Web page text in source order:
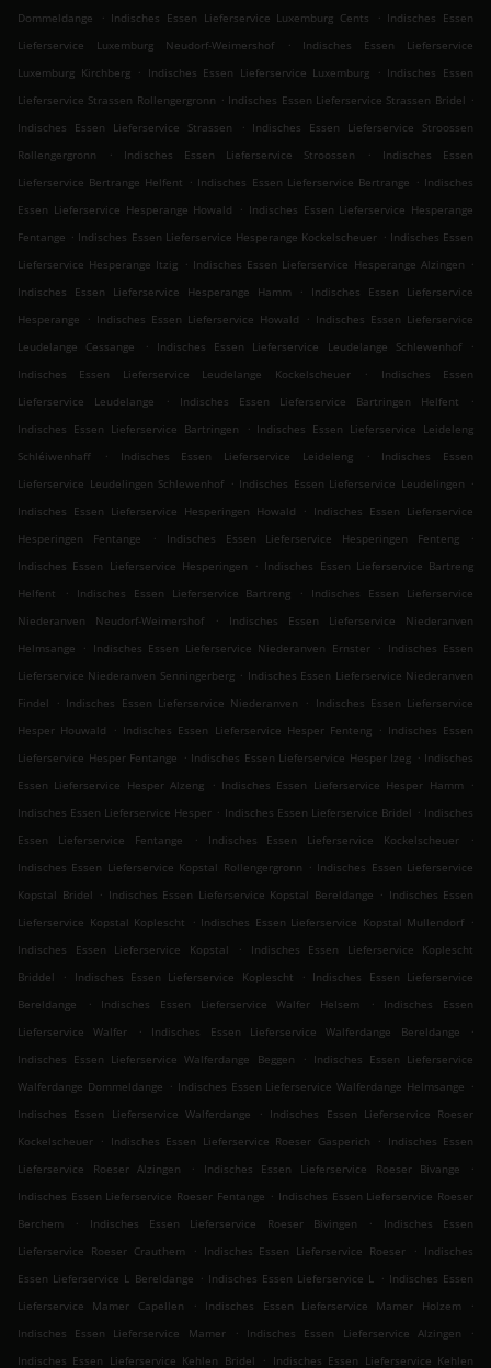
Dommeldange
. Indisches Essen Lieferservice Luxemburg Cents . Indisches Essen
Lieferservice Luxemburg Neudorf-Weimershof
.
Indisches Essen Lieferservice
Luxemburg Kirchberg
. Indisches Essen Lieferservice Luxemburg . Indisches Essen
Lieferservice Strassen Rollengergronn . Indisches Essen Lieferservice Strassen Bridel .
Indisches Essen Lieferservice Strassen
. Indisches Essen Lieferservice Stroossen
Rollengergronn
. Indisches Essen Lieferservice Stroossen .
Indisches Essen
Lieferservice Bertrange Helfent . Indisches Essen Lieferservice Bertrange . Indisches
Essen Lieferservice Hesperange Howald
. Indisches Essen Lieferservice Hesperange
Fentange . Indisches Essen Lieferservice Hesperange Kockelscheuer . Indisches Essen
Lieferservice Hesperange Itzig . Indisches Essen Lieferservice Hesperange Alzingen .
Indisches Essen Lieferservice Hesperange Hamm
.
Indisches Essen Lieferservice
Hesperange
. Indisches Essen Lieferservice Howald . Indisches Essen Lieferservice
Leudelange Cessange
. Indisches Essen Lieferservice Leudelange Schlewenhof
.
Indisches Essen Lieferservice Leudelange Kockelscheuer
.
Indisches Essen
Lieferservice Leudelange
. Indisches Essen Lieferservice Bartringen Helfent
.
Indisches Essen Lieferservice Bartringen
. Indisches Essen Lieferservice Leideleng
Schléiwenhaff
. Indisches Essen Lieferservice Leideleng .
Indisches Essen
Lieferservice Leudelingen Schlewenhof . Indisches Essen Lieferservice Leudelingen .
Indisches Essen Lieferservice Hesperingen Howald
. Indisches Essen Lieferservice
Hesperingen Fentange
. Indisches Essen Lieferservice Hesperingen Fenteng
.
Indisches Essen Lieferservice Hesperingen
. Indisches Essen Lieferservice Bartreng
Helfent
. Indisches Essen Lieferservice Bartreng .
Indisches Essen Lieferservice
Niederanven Neudorf-Weimershof
.
Indisches Essen Lieferservice Niederanven
Helmsange
. Indisches Essen Lieferservice Niederanven Ernster . Indisches Essen
Lieferservice Niederanven Senningerberg . Indisches Essen Lieferservice Niederanven
Findel
. Indisches Essen Lieferservice Niederanven . Indisches Essen Lieferservice
Hesper Houwald
. Indisches Essen Lieferservice Hesper Fenteng . Indisches Essen
Lieferservice Hesper Fentange . Indisches Essen Lieferservice Hesper Izeg . Indisches
Essen Lieferservice Hesper Alzeng
. Indisches Essen Lieferservice Hesper Hamm
.
Indisches Essen Lieferservice Hesper . Indisches Essen Lieferservice Bridel . Indisches
Essen Lieferservice Fentange
. Indisches Essen Lieferservice Kockelscheuer
.
Indisches Essen Lieferservice Kopstal Rollengergronn . Indisches Essen Lieferservice
Kopstal Bridel . Indisches Essen Lieferservice Kopstal Bereldange . Indisches Essen
Lieferservice Kopstal Koplescht
. Indisches Essen Lieferservice Kopstal Mullendorf .
Indisches Essen Lieferservice Kopstal
.
Indisches Essen Lieferservice Koplescht
Briddel
. Indisches Essen Lieferservice Koplescht . Indisches Essen Lieferservice
Bereldange
. Indisches Essen Lieferservice Walfer Helsem .
Indisches Essen
Lieferservice Walfer
. Indisches Essen Lieferservice Walferdange Bereldange
.
Indisches Essen Lieferservice Walferdange Beggen
. Indisches Essen Lieferservice
Walferdange Dommeldange . Indisches Essen Lieferservice Walferdange Helmsange .
Indisches Essen Lieferservice Walferdange
. Indisches Essen Lieferservice Roeser
Kockelscheuer . Indisches Essen Lieferservice Roeser Gasperich . Indisches Essen
Lieferservice Roeser Alzingen
. Indisches Essen Lieferservice Roeser Bivange
.
Indisches Essen Lieferservice Roeser Fentange . Indisches Essen Lieferservice Roeser
Berchem
. Indisches Essen Lieferservice Roeser Bivingen .
Indisches Essen
Lieferservice Roeser Crauthem
. Indisches Essen Lieferservice Roeser . Indisches
Essen Lieferservice L Bereldange . Indisches Essen Lieferservice L . Indisches Essen
Lieferservice Mamer Capellen
. Indisches Essen Lieferservice Mamer Holzem
.
Indisches Essen Lieferservice Mamer
. Indisches Essen Lieferservice Alzingen
.
Indisches Essen Lieferservice Kehlen Bridel
. Indisches Essen Lieferservice Kehlen